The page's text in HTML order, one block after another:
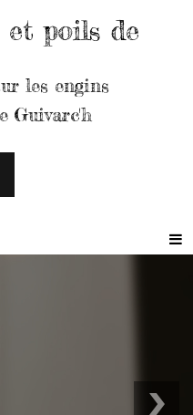
et poils de
les engins
Guivarc'h